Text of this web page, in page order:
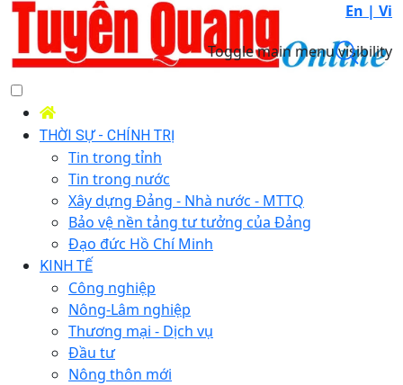
En | Vi
Toggle main menu visibility
THỜI SỰ - CHÍNH TRỊ
Tin trong tỉnh
Tin trong nước
Xây dựng Đảng - Nhà nước - MTTQ
Bảo vệ nền tảng tư tưởng của Đảng
Đạo đức Hồ Chí Minh
KINH TẾ
Công nghiệp
Nông-Lâm nghiệp
Thương mại - Dịch vụ
Đầu tư
Nông thôn mới